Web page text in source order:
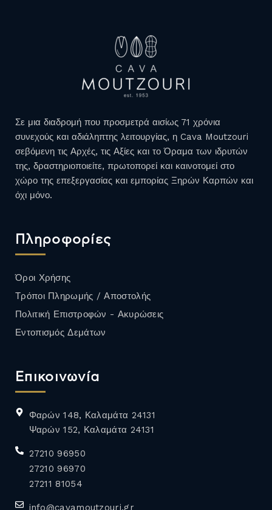
Σε μια διαδρομή που προσμετρά αισίως 71 χρόνια
συνεχούς και αδιάληπτης λειτουργίας, η Cava Moutzouri
σεβόμενη τις Αρχές, τις Αξίες και το Όραμα των ιδρυτών
της, δραστηριοποιείτε, πρωτοπορεί και καινοτομεί στο
χώρο της επεξεργασίας και εμπορίας Ξηρών Καρπών και
όχι μόνο.
Πληροφορίες
Όροι Χρήσης
Τρόποι Πληρωμής / Αποστολής
Πολιτική Επιστροφών - Ακυρώσεις
Εντοπισμός Δεμάτων
Επικοινωνία
Φαρών 148, Καλαμάτα 24131
Ψαρών 152, Καλαμάτα 24131
27210 96950
27210 96970
27211 81054
info@cavamoutzouri.gr